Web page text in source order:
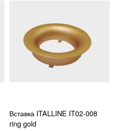
Вставка ITALLINE IT02-008
ring gold